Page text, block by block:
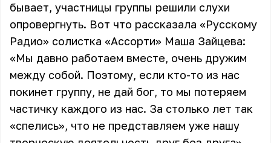
бывает, участницы группы решили слухи
опровергнуть. Вот что рассказала «Русскому
Радио» солистка «Ассорти» Маша Зайцева:
«Мы давно работаем вместе, очень дружим
между собой. Поэтому, если кто-то из нас
покинет группу, не дай бог, то мы потеряем
частичку каждого из нас. За столько лет так
«спелись», что не представляем уже нашу